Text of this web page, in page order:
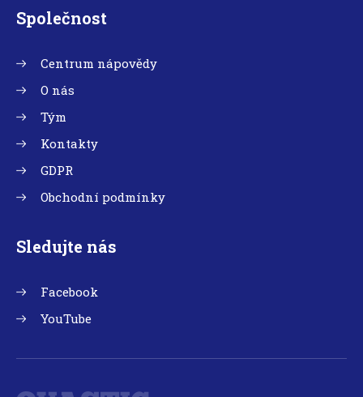
Společnost
Centrum nápovědy
O nás
Tým
Kontakty
GDPR
Obchodní podmínky
Sledujte nás
Facebook
YouTube